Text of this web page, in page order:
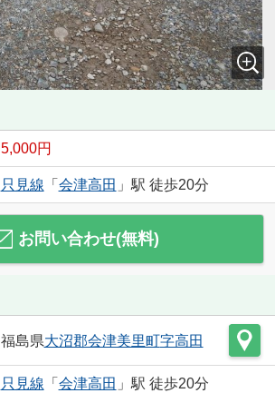
5,000円
只見線 「 会津高田 」駅 徒歩20分
お問い合わせ(無料)
福島県大沼郡会津美里町字高田
只見線 「 会津高田 」駅 徒歩20分